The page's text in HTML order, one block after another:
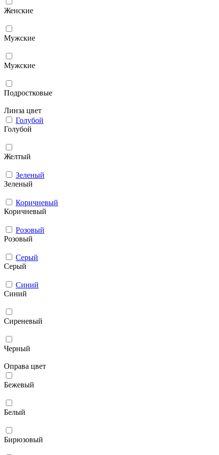
Женские
Мужcкие
Мужские
Подростковые
Линза цвет
Голубой
Голубой
Желтый
Зеленый
Зеленый
Коричневый
Коричневый
Розовый
Розовый
Серый
Серый
Синий
Синий
Сиреневый
Черный
Оправа цвет
Бежевый
Белый
Бирюзовый